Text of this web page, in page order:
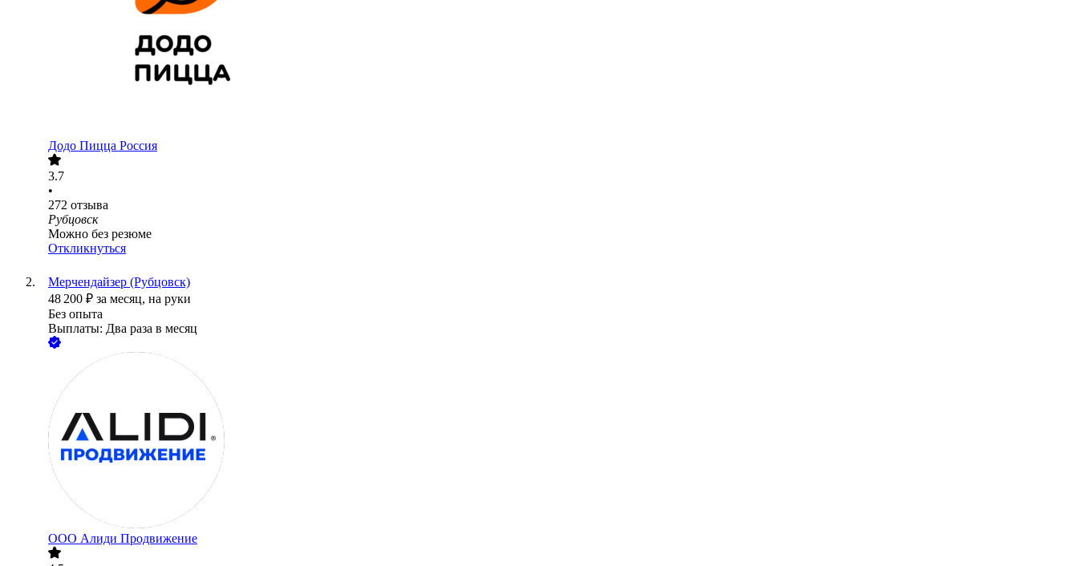
Додо Пицца Россия
3.7
•
272 отзыва
Рубцовск
Можно без резюме
Откликнуться
Мерчендайзер (Рубцовск)
48 200 ₽ за месяц, на руки
Без опыта
Выплаты: Два раза в месяц
ООО Алиди Продвижение